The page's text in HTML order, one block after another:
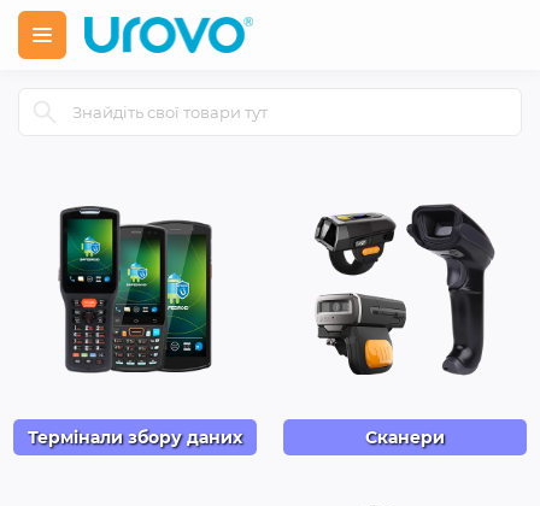
Термінали збору даних Сканери